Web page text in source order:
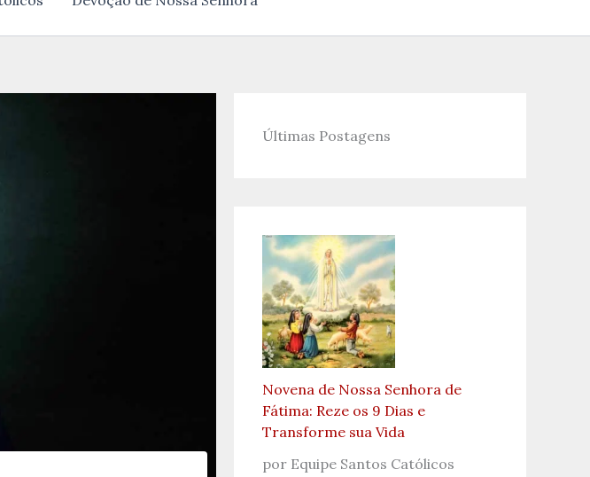
Últimas Postagens
Novena de Nossa Senhora de
Fátima: Reze os 9 Dias e
Transforme sua Vida
por Equipe Santos Católicos